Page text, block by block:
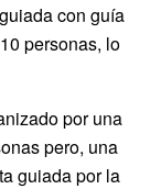
con guía
personas, lo
por una
pero, una
guiada por la